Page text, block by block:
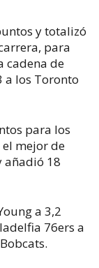
y totalizó
para
cadena de
a los Toronto
para los
el mejor de
añadió 18
a 3,2
76ers a